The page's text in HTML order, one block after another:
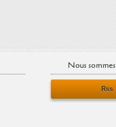
Nous
Rss